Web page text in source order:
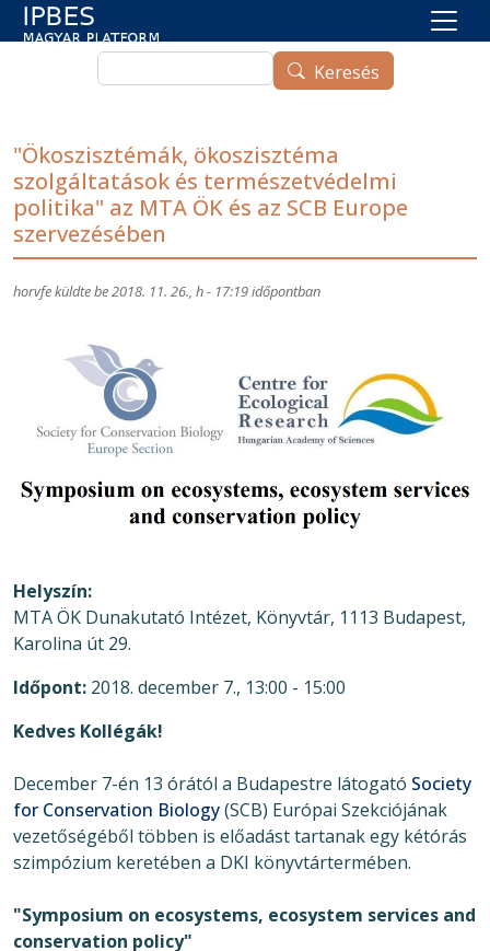
Ugrás a tartalomra
Keresés
"Ökoszisztémák, ökoszisztéma
szolgáltatások és természetvédelmi
politika" az MTA ÖK és az SCB Europe
szervezésében
horvfeküldte be2018. 11. 26., h - 17:19időpontban
Helyszín
MTA ÖK Dunakutató Intézet, Könyvtár, 1113 Budapest,
Karolina út 29.
Időpont 2018. december 7., 13:00 - 15:00
Kedves Kollégák!
December 7-én 13 órától a Budapestre látogató Society
for Conservation Biology(SCB) Európai Szekciójának
vezetőségéből többen is előadást tartanak egy kétórás
szimpózium keretében a DKI könyvtártermében.
"Symposium on ecosystems, ecosystem services and
conservation policy"